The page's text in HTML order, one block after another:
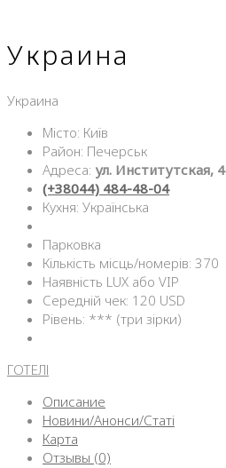
Украина
Украина
Місто: Київ
Район: Печерськ
Адреса: ул. Институтская, 4
(+38044) 484-48-04
Кухня: Українська
Парковка
Кількість місць/номерів: 370
Наявність LUX або VIP
Середній чек: 120 USD
Рівень: *** (три зірки)
ГОТЕЛІ
Описание
Новини/Анонси/Статі
Карта
Отзывы (0)